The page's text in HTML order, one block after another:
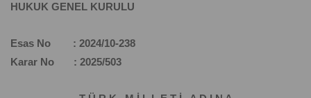
HUKUK GENEL KURULU
Esas No : 2024/10-238
Karar No : 2025/503